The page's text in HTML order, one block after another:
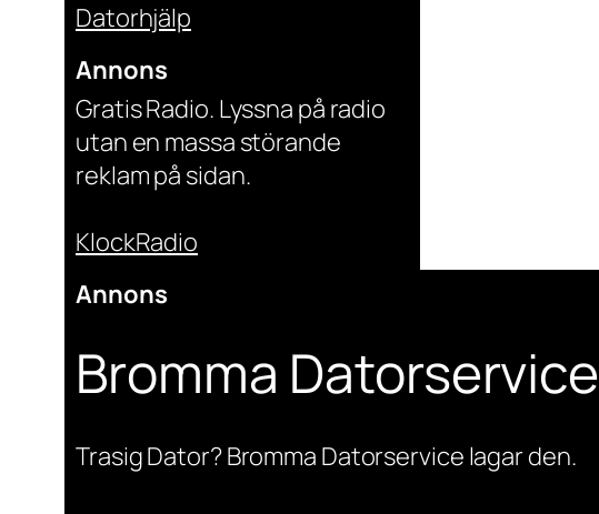
Datorhjälp
Annons
Gratis Radio. Lyssna på radio
utan en massa störande
reklam på sidan.
KlockRadio
Annons
Bromma Datorservice
Trasig Dator? Bromma Datorservice lagar den.